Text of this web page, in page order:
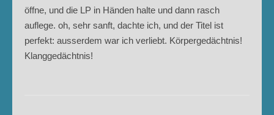
öffne, und die LP in Händen halte und dann rasch
auflege. oh, sehr sanft, dachte ich, und der Titel ist
perfekt: ausserdem war ich verliebt. Körpergedächtnis!
Klanggedächtnis!